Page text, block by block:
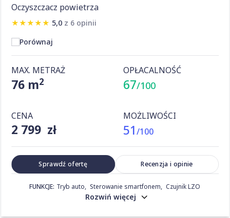
Oczyszczacz powietrza
★★★★★ 5,0 z 6 opinii
Porównaj
MAX. METRAŻ
76 m2
OPŁACALNOŚĆ
67/100
CENA
2 799 zł
MOŻLIWOŚCI
51/100
Sprawdź ofertę Recenzja i opinie
FUNKCJE: Tryb auto Sterowanie smartfonem Czujnik LZO
Rozwiń więcej